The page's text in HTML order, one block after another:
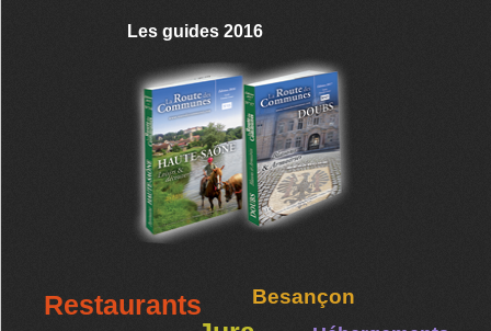
Les guides 2016
Restaurants Besançon